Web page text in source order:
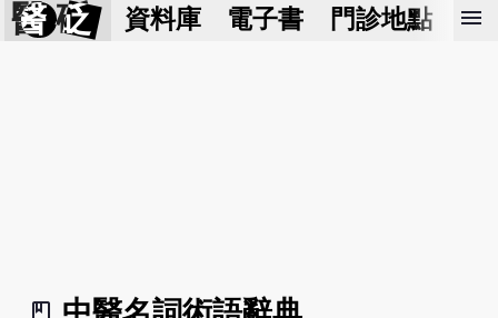
醫 砭 資料庫 電子書 門診地點 預
menu
book_2